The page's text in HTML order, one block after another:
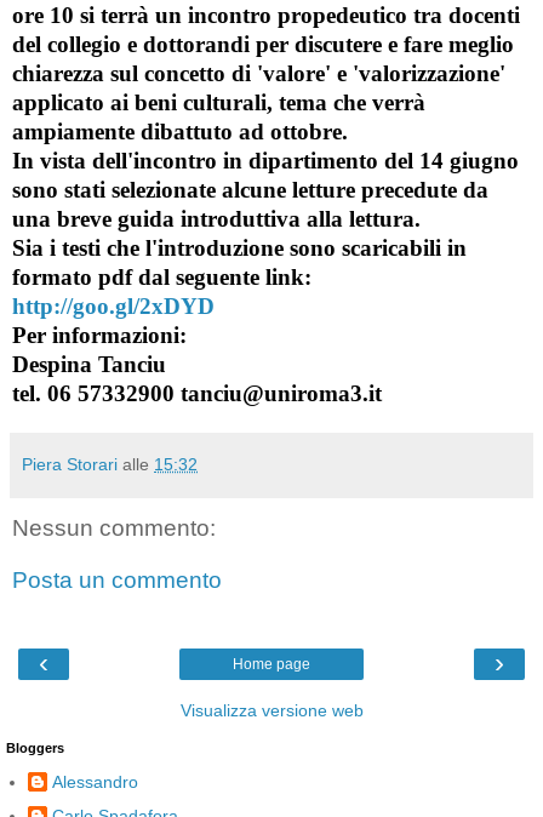
ore 10 si terrà un incontro propedeutico tra docenti
del collegio e dottorandi per discutere e fare meglio
chiarezza sul concetto di 'valore' e 'valorizzazione'
applicato ai beni culturali, tema che verrà
ampiamente dibattuto ad ottobre.
In vista dell'incontro in dipartimento del 14 giugno
sono stati selezionate alcune letture precedute da
una breve guida introduttiva alla lettura.
Sia i testi che l'introduzione sono scaricabili in
formato pdf dal seguente link:
http://goo.gl/2xDYD
Per informazioni:
Despina Tanciu
tel. 06 57332900 tanciu@uniroma3.it
Piera Storari alle 15:32
Nessun commento:
Posta un commento
‹ ›
Home page
Visualizza versione web
Bloggers
Alessandro